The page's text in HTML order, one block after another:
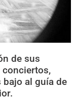
de sus
al guía de